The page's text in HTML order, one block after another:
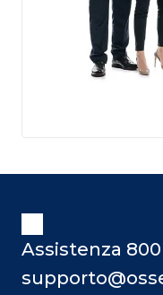
Assistenza 800